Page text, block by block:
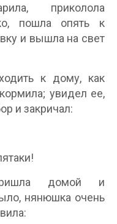
приколола
пошла опять к
и вышла на свет
к дому, как
увидел ее,
и закричал:
домой и
нянюшка очень